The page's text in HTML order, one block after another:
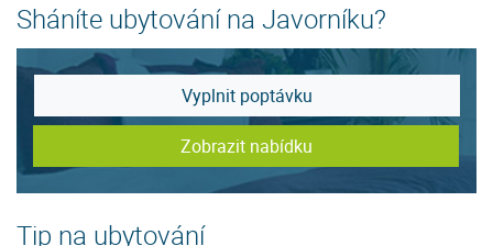
Sháníte ubytování na Javorníku?
Vyplnit poptávku
Zobrazit nabídku
Tip na ubytování